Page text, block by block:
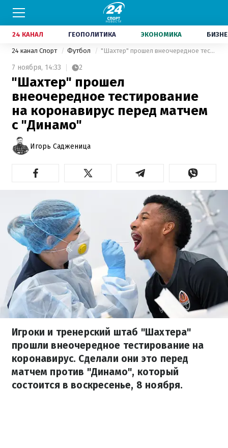
24 КАНАЛ ГЕОПОЛИТИКА ЭКОНОМИКА
24 канал Спорт Футбол "Шахтер" прошел внеочередное тестирование на коронавирус перед матчем с "Динамо"
7 ноября, 14:33 2
"Шахтер" прошел
внеочередное тестирование
на коронавирус перед матчем
с "Динамо"
Игорь Садженица
Игроки и тренерский штаб "Шахтера"
прошли внеочередное тестирование на
коронавирус. Сделали они это перед
матчем против "Динамо", который
состоится в воскресенье, 8 ноября.